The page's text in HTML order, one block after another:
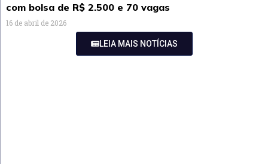
com bolsa de R$ 2.500 e 70 vagas
16 de abril de 2026
LEIA MAIS NOTÍCIAS